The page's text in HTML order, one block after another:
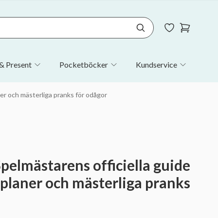
Present Pocketböcker Kundservice
och mästerliga pranks för odågor
officiella guide
och mästerliga pranks